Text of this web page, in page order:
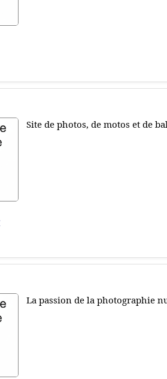
Site de photos, de motos et de
La passion de la photographie